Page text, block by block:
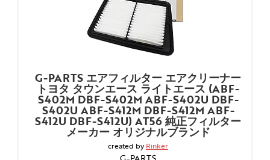
G-PARTS エアフィルター エアクリーナー
トヨタ タウンエース ライトエース (ABF-
S402M DBF-S402M ABF-S402U DBF-
S402U ABF-S412M DBF-S412M ABF-
S412U DBF-S412U) AT56 純正フィルター
メーカー オリジナルブランド
created by Rinker